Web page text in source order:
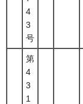
4
3
号
第
4
3
1